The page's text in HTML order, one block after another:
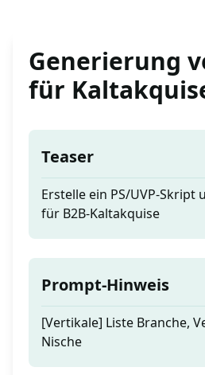
Generierung
für
Teaser
Erstelle ein PS/UVP-Skript
für B2B-Kaltakquise
Prompt-Hinweis
[Vertikale] Liste Branche,
Nische